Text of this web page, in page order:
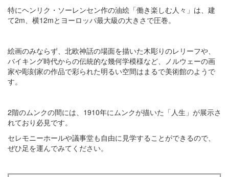
特にヘンリク・ソーレンセン作の油絵「働き楽しむ人々」は、建
て2m、横12mとヨーロッパ最大級の大きさで圧巻。
絵画のみならず、北欧神話の場面を描いた木彫りのレリーフや、
バイキング時代からの伝統的な幾何学模様など、ノルウェーの画
家や彫刻家の作品で彩られた明るい空間はまるで美術館のようで
す。
2階のムンクの間には、1910年にムンクが描いた「人生」が展示さ
れており必見です。
セレモニーホールや議事堂も自由に見学することができるので、
ぜひ足を運んでみてください。